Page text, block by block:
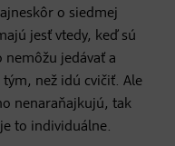
o siedmej
jesť vtedy, keď sú
jedávať a
než idú cvičiť. Ale
nenaraňajkujú, tak
to individuálne.